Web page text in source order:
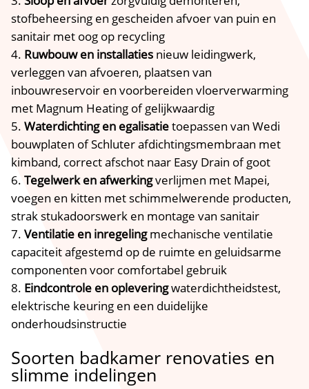
stofbeheersing en gescheiden afvoer van puin en
sanitair met oog op recycling
Ruwbouw en installaties nieuw leidingwerk,
verleggen van afvoeren, plaatsen van
inbouwreservoir en voorbereiden vloerverwarming
met Magnum Heating of gelijkwaardig
Waterdichting en egalisatietoepassen van Wedi
bouwplaten of Schluter afdichtingsmembraan met
kimband, correct afschot naar Easy Drain of goot
Tegelwerk en afwerkingverlijmen met Mapei,
voegen en kitten met schimmelwerende producten,
strak stukadoorswerk en montage van sanitair
Ventilatie en inregelingmechanische ventilatie
capaciteit afgestemd op de ruimte en geluidsarme
componenten voor comfortabel gebruik
Eindcontrole en opleveringwaterdichtheidstest,
elektrische keuring en een duidelijke
onderhoudsinstructie
Soorten badkamer renovaties en
slimme indelingen